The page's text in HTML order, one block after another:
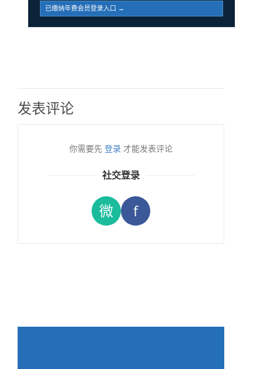
已缴纳年费会员登录入口 →
发表评论
你需要先 登录 才能发表评论
社交登录
微 f